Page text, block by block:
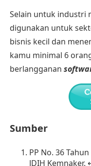
Selain untuk industri
digunakan untuk
bisnis kecil dan
kamu minimal 6
berlangganan
Sumber
PP No. 36
JDIH Kemnaker.